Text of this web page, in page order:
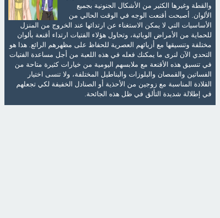
والقطة وغيرها الكثير من الأشكال الجنونية بجميع
الألوان. أصبحت أقنعت الوجه في الوقت الحالي من
الأساسيات التي لا يمكن الاستغناء عن ارتدائها عند الخروج من المنزل
للحماية من الأمراض الوبائية، وتحاول هؤلاء الفتيات ارتداء أقنعة بألوان
مختلفة وتنسيقها مع أزيائهم العصرية للحفاظ على مظهرهم الرائع. هذا هو
التحدي الآن لنرى ما يمكنك فعله في هذه اللعبة من أجل مساعدة الفتيات
في تنسيق هذه الأقنعة مع ملابسهم اليومية من خيارات كثيرة متاحة من
الفساتين والقمصان والبلوزات والبناطيل المختلفة، ولا تنسى اختيار
القلادة المناسبة مع زوجين من الأحذية أو الصنادل الخفيفة لكي تجعلهم
في إطلالة شديدة التألق في ظل هذه الجائحة.